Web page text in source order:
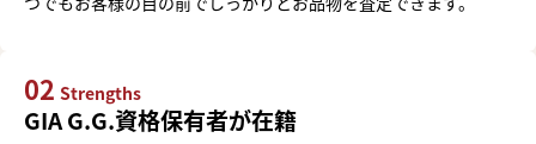
02 Strengths
GIA G.G.資格保有者が在籍